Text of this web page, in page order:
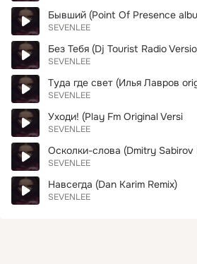
Бывший (Point Of Presence
SEVENLEE
Без Тебя (Dj Tourist Radio
SEVENLEE
Туда где свет (Илья Лавров
SEVENLEE
Уходи! (Play Fm Original Versi
SEVENLEE
Осколки-слова (Dmitry Sabirov
SEVENLEE
Навсегда (Dan Karim Remix)
SEVENLEE